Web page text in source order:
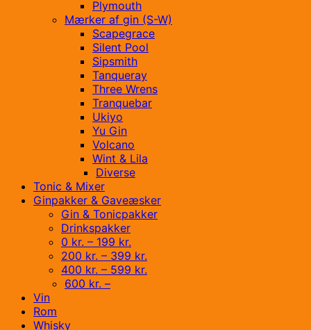
Plymouth
Mærker af gin (S-W)
Scapegrace
Silent Pool
Sipsmith
Tanqueray
Three Wrens
Tranquebar
Ukiyo
Yu Gin
Volcano
Wint & Lila
Diverse
Tonic & Mixer
Ginpakker & Gaveæsker
Gin & Tonicpakker
Drinkspakker
0 kr. – 199 kr.
200 kr. – 399 kr.
400 kr. – 599 kr.
600 kr. –
Vin
Rom
Whisky